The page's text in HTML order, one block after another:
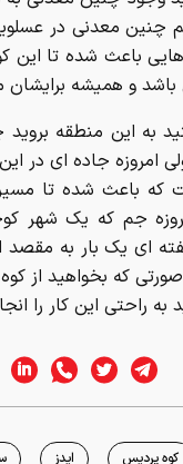
چنین معدنی در
باعث شده تا این
و همیشه برایشان
به این منطقه بروید
جاده ای در
که باعث شده تا
جم که یک شهر
ای یک بار به
که بخواهید از کوه
به راحتی این کار را
کوه پردیس ایدز